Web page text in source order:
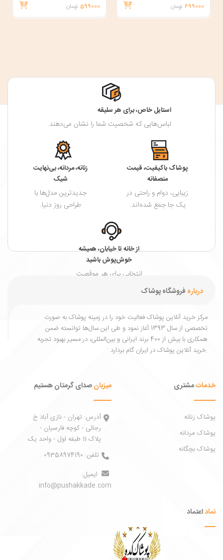
699000 تومان
SCOTT
599000 تومان
استایل خاص، برای هر سلیقه
لباس‌هایی که شخصیت شما را نشان می‌دهند.
پوشاک باکیفیت، قیمت
منصفانه
زیبایی، دوام و راحتی در
یک جا جمع شده‌اند.
زنانه، مردانه، بی‌نهایت
شیک
جدیدترین مدل‌ها با
طراحی روز دنیا.
از خانه تا خیابان، همیشه
خوش‌پوش باشید
انتخابی برای هر موقعیت
درباره فروشگاه پوشاک
مرکز خرید آنلاین پوشاک فعالیت خود را در زمینه پوشاک به ‌صورت
تخصصی از سال 1393 آغاز نمود و طی این سال‌ها توانسته ضمن
همکاری با بیش از 400 برند ایرانی و بین‌المللی، در مسیر بهبود تجربه
خرید آنلاین پوشاک در ایران گام بردارد.
خدماتمشتری
پوشاک زنانه
پوشاک مردانه
پوشاک بچگانه
میزبانصدای گرمتان هستیم
آدرس: تهران - نازی آباد خ
رجائی - کوچه فارسیان -
پلاک 11 طبقه اول - واحد یک
تلفن: 09358974190
ایمیل:
info@pushakkade.com
نماداعتماد